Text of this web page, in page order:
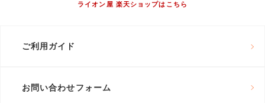
ライオン屋 楽天ショップはこちら
ご利用ガイド
お問い合わせフォーム